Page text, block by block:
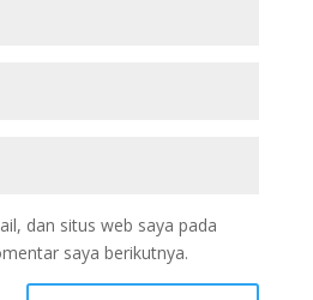
dan situs web saya pada
saya berikutnya.